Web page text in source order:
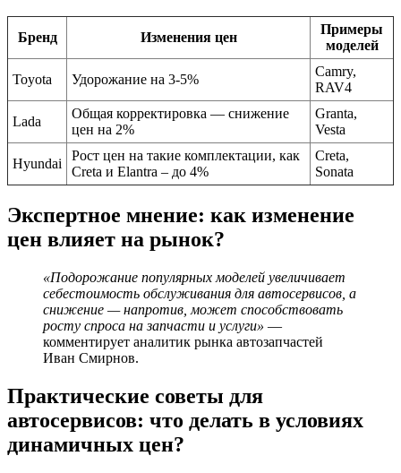
Бренд Изменения цен
Примеры
моделей
Toyota Удорожание на 3-5%
Camry,
RAV4
Lada
Общая корректировка — снижение
цен на 2%
Granta,
Vesta
Hyundai
Рост цен на такие комплектации, как
Creta и Elantra – до 4%
Creta,
Sonata
Экспертное мнение: как изменение
цен влияет на рынок?
«Подорожание популярных моделей увеличивает
себестоимость обслуживания для автосервисов, а
снижение — напротив, может способствовать
росту спроса на запчасти и услуги» —
комментирует аналитик рынка автозапчастей
Иван Смирнов.
Практические советы для
автосервисов: что делать в условиях
динамичных цен?